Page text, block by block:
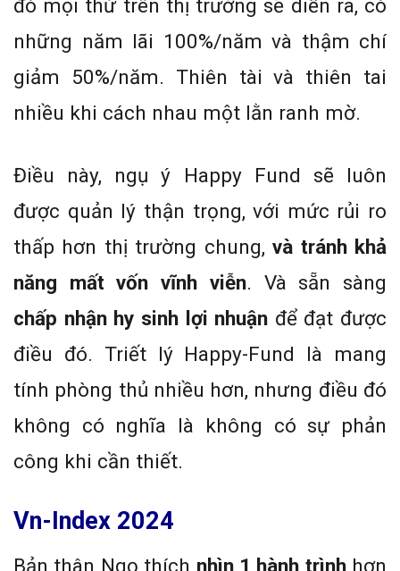
đó mọi thứ trên thị trường sẽ diễn ra, có
những năm lãi 100%/năm và thậm chí
giảm 50%/năm. Thiên tài và thiên tai
nhiều khi cách nhau một lằn ranh mờ.
Điều này, ngụ ý Happy Fund sẽ luôn
được quản lý thận trọng, với mức rủi ro
thấp hơn thị trường chung,và tránh khả
năng mất vốn vĩnh viễn. Và sẵn sàng
chấp nhận hy sinh lợi nhuận để đạt được
điều đó. Triết lý Happy-Fund là mang
tính phòng thủ nhiều hơn, nhưng điều đó
không có nghĩa là không có sự phản
công khi cần thiết.
Vn-Index 2024